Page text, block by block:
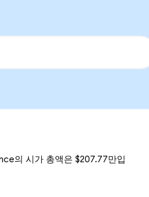
의 시가 총액은 $207.77만입